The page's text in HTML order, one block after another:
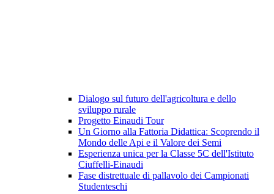
Dialogo sul futuro dell'agricoltura e dello
sviluppo rurale
Progetto Einaudi Tour
Un Giorno alla Fattoria Didattica: Scoprendo il
Mondo delle Api e il Valore dei Semi
Esperienza unica per la Classe 5C dell'Istituto
Ciuffelli-Einaudi
Fase distrettuale di pallavolo dei Campionati
Studenteschi